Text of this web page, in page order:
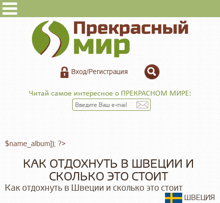
Вход/Регистрация
Читай самое интересное о ПРЕКРАСНОМ МИРЕ:
$name_album]); ?>
КАК ОТДОХНУТЬ В ШВЕЦИИ И
СКОЛЬКО ЭТО СТОИТ
Как отдохнуть в Швеции и сколько это стоит
ШВЕЦИЯ